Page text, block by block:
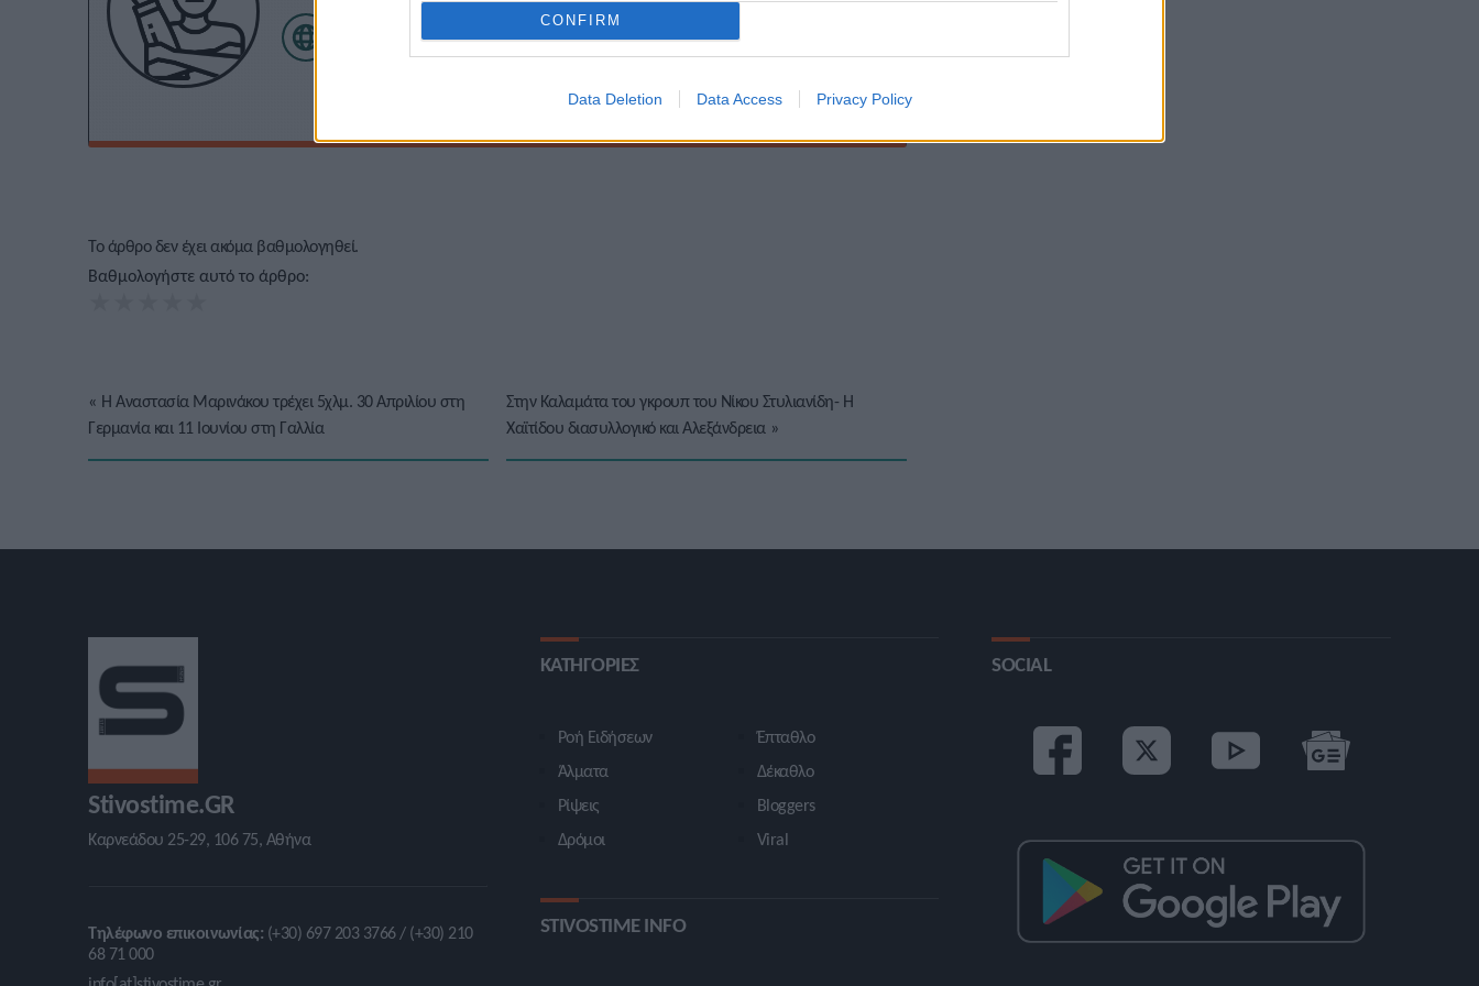
CONFIRM
Data Deletion Data Access Privacy Policy
Το άρθρο δεν έχει ακόμα βαθμολογηθεί.
Βαθμολογήστε αυτό το άρθρο:
« Η Αναστασία Μαρινάκου τρέχει 5χλμ. 30 Απριλίου στη
Γερμανία και 11 Ιουνίου στη Γαλλία
Στην Καλαμάτα του γκρουπ του Νίκου Στυλιανίδη- Η
Χαϊτίδου διασυλλογικό και Αλεξάνδρεια »
Stivostime.GR
Καρνεάδου 25-29, 106 75, Αθήνα
Τηλέφωνο επικοινωνίας: (+30) 697 203 3766 / (+30) 210
68 71 000
ΚΑΤΗΓΟΡΙΕΣ
Ροή Ειδήσεων
Άλματα
Ρίψεις
Δρόμοι
Έπταθλο
Δέκαθλο
Bloggers
Viral
STIVOSTIME INFO
SOCIAL